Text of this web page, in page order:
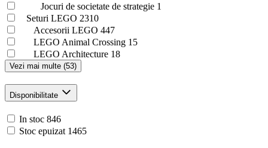
Jocuri de societate de strategie 1
Seturi LEGO 2310
Accesorii LEGO 447
LEGO Animal Crossing 15
LEGO Architecture 18
Vezi mai multe (53)
Disponibilitate
In stoc 846
Stoc epuizat 1465